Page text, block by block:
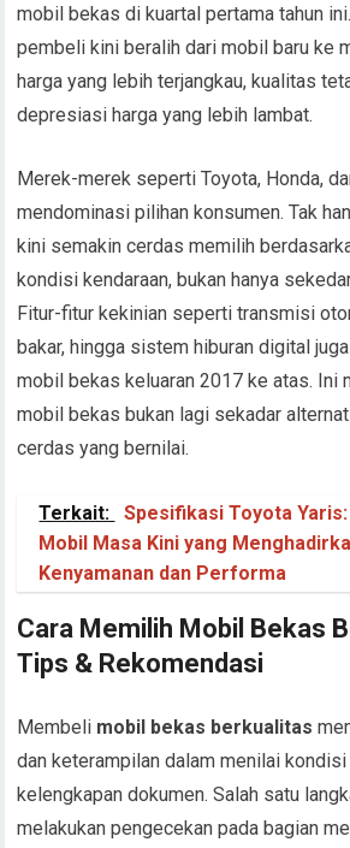
mobil bekas di kuartal pertama tahun
pembeli kini beralih dari mobil baru ke
harga yang lebih terjangkau, kualitas
depresiasi harga yang lebih lambat.
Merek-merek seperti Toyota, Honda,
mendominasi pilihan konsumen. Tak
kini semakin cerdas memilih
kondisi kendaraan, bukan hanya
Fitur-fitur kekinian seperti transmisi
bakar, hingga sistem hiburan digital
mobil bekas keluaran 2017 ke atas. Ini
mobil bekas bukan lagi sekadar
cerdas yang bernilai.
Terkait:
Spesifikasi Toyota Yaris:
Mobil Masa Kini yang
Kenyamanan dan Performa
Cara Memilih Mobil Bekas
Tips & Rekomendasi
Membeli mobil bekas berkualitas
dan keterampilan dalam menilai
kelengkapan dokumen. Salah satu
melakukan pengecekan pada bagian